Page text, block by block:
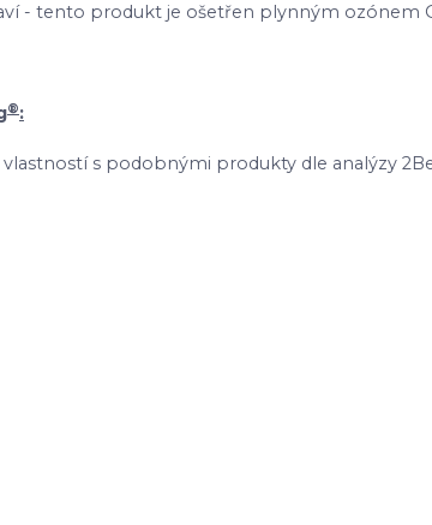
- tento produkt je ošetřen plynným ozónem
®:
s podobnými produkty dle analýzy